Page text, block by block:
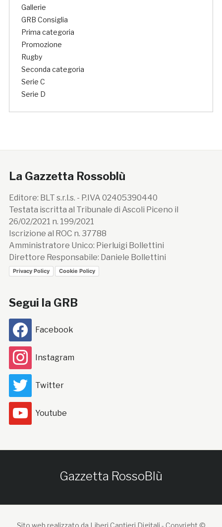
Gallerie
GRB Consiglia
Prima categoria
Promozione
Rugby
Seconda categoria
Serie C
Serie D
La Gazzetta Rossoblù
Editore: BLT s.r.l.s. - P.IVA 02405390440
Testata iscritta al Tribunale di Ascoli Piceno il
26/02/2021 n. 199/2021
Iscrizione al ROC n. 37788
Amministratore Unico: Pierluigi Bollettini
Direttore Responsabile: Daniele Bollettini
Privacy Policy Cookie Policy
Segui la GRB
Facebook
Instagram
Twitter
Youtube
Gazzetta RossoBlù